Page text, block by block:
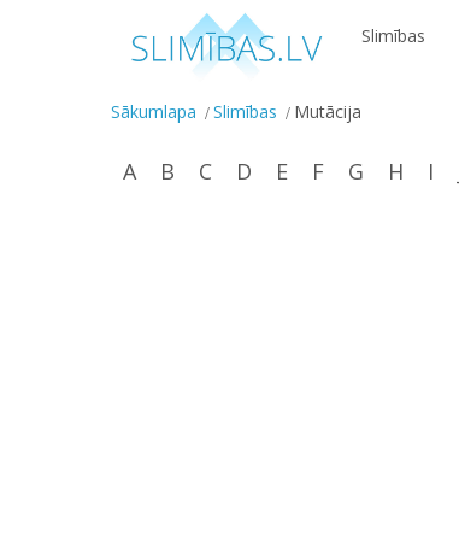
Slimības
Sākumlapa Slimības Mutācija
A B C D E F G H I